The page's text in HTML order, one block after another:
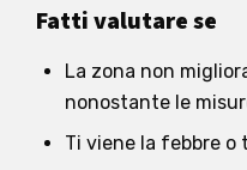
Fatti valutare se
La zona non
nonostante le
Ti viene la febbre